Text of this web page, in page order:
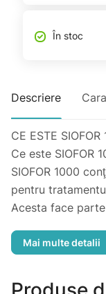
În stoc
Descriere
CE ESTE
Ce este SIOFOR
SIOFOR 1000
pentru
Acesta face
ca organismul